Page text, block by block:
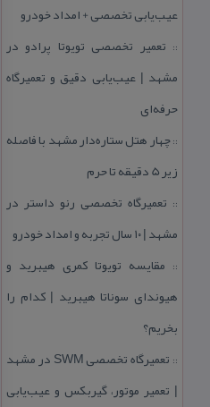
عیب‌یابی تخصصی + امداد خودرو
:: تعمیر تخصصی تویوتا پرادو در
مشهد | عیب‌یابی دقیق و تعمیرگاه
حرفه‌ای
::چهار هتل‌ ستاره‌دار مشهد با فاصله
زیر 5 دقیقه تا حرم
:: تعمیرگاه تخصصی رنو داستر در
مشهد | ۱۰ سال تجربه و امداد خودرو
:: مقایسه تویوتا كمری هیبرید و
هیوندای سوناتا هیبرید | كدام را
بخریم؟
::
تعمیرگاه تخصصی SWM در مشهد
| تعمیر موتور، گیربكس و عیب‌یابی